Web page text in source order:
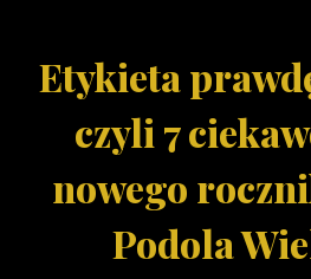
Etykieta
czyli 7
nowego
Podola